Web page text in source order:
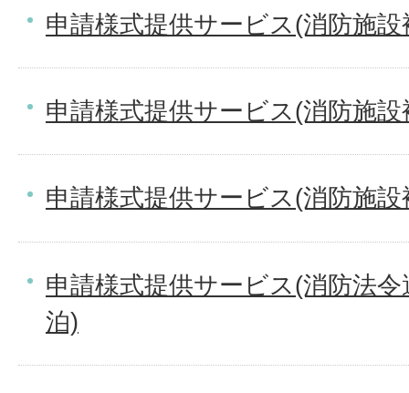
申請様式提供サービス(消防施
申請様式提供サービス(消防施
申請様式提供サービス(消防施
申請様式提供サービス(消防法
泊)